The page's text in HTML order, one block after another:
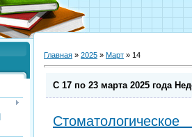
Главная » 2025 » Март » 14
С 17 по 23 марта 2025 года